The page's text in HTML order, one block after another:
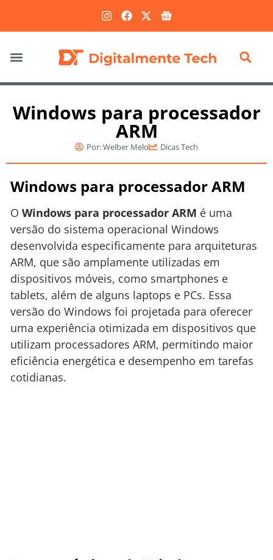
Windows para processador
ARM
Por:Welber Melo Dicas Tech
Windows para processador ARM
O Windows para processador ARM é uma
versão do sistema operacional Windows
desenvolvida especificamente para arquiteturas
ARM, que são amplamente utilizadas em
dispositivos móveis, como smartphones e
tablets, além de alguns laptops e PCs. Essa
versão do Windows foi projetada para oferecer
uma experiência otimizada em dispositivos que
utilizam processadores ARM, permitindo maior
eficiência energética e desempenho em tarefas
cotidianas.